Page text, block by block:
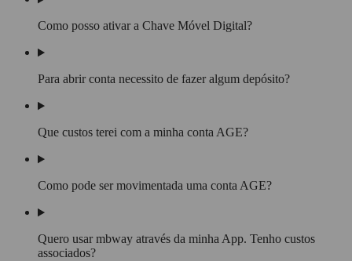
Como posso ativar a Chave Móvel Digital?
Para abrir conta necessito de fazer algum depósito?
Que custos terei com a minha conta AGE?
Como pode ser movimentada uma conta AGE?
Quero usar mbway através da minha App. Tenho custos
associados?